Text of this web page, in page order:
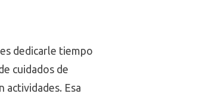
dedicarle tiempo
cuidados de
actividades. Esa